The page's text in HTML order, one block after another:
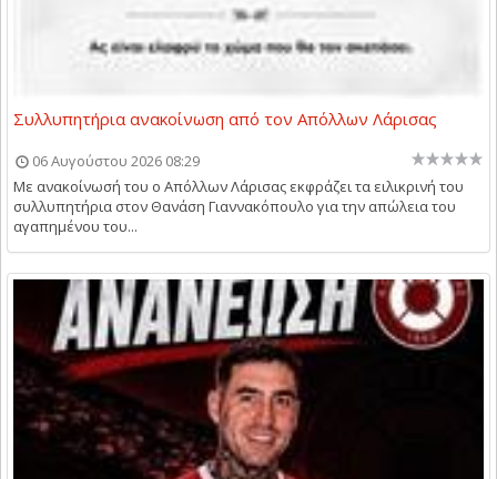
Συλλυπητήρια ανακοίνωση από τον Απόλλων Λάρισας
06 Αυγούστου 2026 08:29
Με ανακοίνωσή του ο Απόλλων Λάρισας εκφράζει τα ειλικρινή του
συλλυπητήρια στον Θανάση Γιαννακόπουλο για την απώλεια του
αγαπημένου του...